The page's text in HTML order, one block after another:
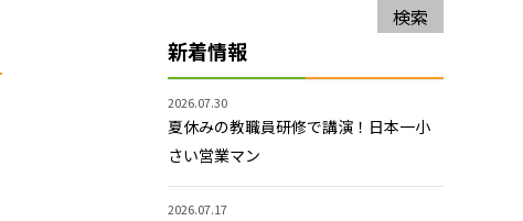
検索
新着情報
2026.07.30
夏休みの教職員研修で講演！日本一小
さい営業マン
2026.07.17